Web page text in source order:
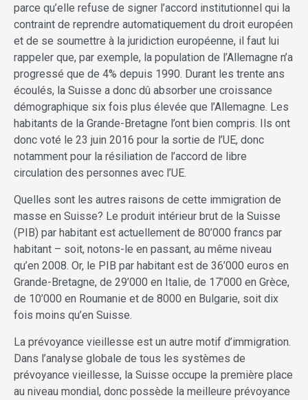
parce qu’elle refuse de signer l’accord institutionnel qui la
contraint de reprendre automatiquement du droit européen
et de se soumettre à la juridiction européenne, il faut lui
rappeler que, par exemple, la population de l’Allemagne n’a
progressé que de 4% depuis 1990. Durant les trente ans
écoulés, la Suisse a donc dû absorber une croissance
démographique six fois plus élevée que l’Allemagne. Les
habitants de la Grande-Bretagne l’ont bien compris. Ils ont
donc voté le 23 juin 2016 pour la sortie de l’UE, donc
notamment pour la résiliation de l’accord de libre
circulation des personnes avec l’UE.
Quelles sont les autres raisons de cette immigration de
masse en Suisse? Le produit intérieur brut de la Suisse
(PIB) par habitant est actuellement de 80’000 francs par
habitant – soit, notons-le en passant, au même niveau
qu’en 2008. Or, le PIB par habitant est de 36’000 euros en
Grande-Bretagne, de 29’000 en Italie, de 17’000 en Grèce,
de 10’000 en Roumanie et de 8000 en Bulgarie, soit dix
fois moins qu’en Suisse.
La prévoyance vieillesse est un autre motif d’immigration.
Dans l’analyse globale de tous les systèmes de
prévoyance vieillesse, la Suisse occupe la première place
au niveau mondial, donc possède la meilleure prévoyance